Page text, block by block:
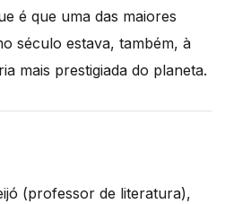
é que uma das maiores
século estava, também, à
mais prestigiada do planeta.
(professor de literatura),